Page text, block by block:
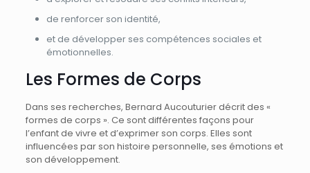
de renforcer son identité,
et de développer ses compétences sociales et
émotionnelles.
Les Formes de Corps
Dans ses recherches, Bernard Aucouturier décrit des «
formes de corps ». Ce sont différentes façons pour
l’enfant de vivre et d’exprimer son corps. Elles sont
influencées par son histoire personnelle, ses émotions et
son développement.